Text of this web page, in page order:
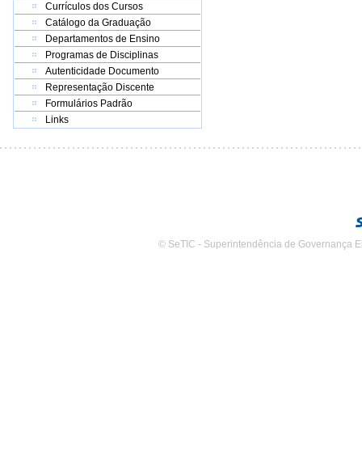
Currículos dos Cursos
Catálogo da Graduação
Departamentos de Ensino
Programas de Disciplinas
Autenticidade Documento
Representação Discente
Formulários Padrão
Links
© SeTIC - Superintendência de Governança